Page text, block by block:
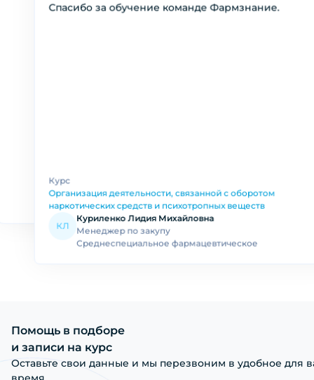
Летова Марина Олеговна
Заведующий(ая) аптекой
Высшее фармацевтическое
Спасибо за обучение команде Фармзнание.
Курс
Организация деятельности, связанной с оборотом
наркотических средств и психотропных веществ
КЛ
Куриленко Лидия Михайловна
Менеджер по закупу
Среднеспециальное фармацевтическое
Работник первого стола
Высшее фармацевтическое
Помощь в подборе
и записи на курс
Оставьте свои данные и мы перезвоним в удобное для